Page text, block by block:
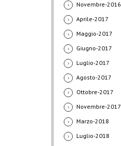
Novembre-2016
Aprile-2017
Maggio-2017
Giugno-2017
Luglio-2017
Agosto-2017
Ottobre-2017
Novembre-2017
Marzo-2018
Luglio-2018